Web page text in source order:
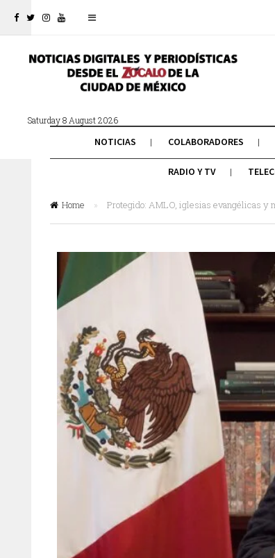
Saturday 8 August 2026
NOTICIAS COLABORADORES
RADIO Y TV
Home » Protegido: AMLO, iglesias evangélicas y